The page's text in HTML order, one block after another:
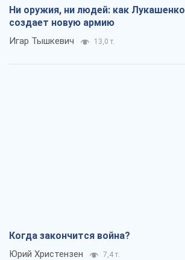
Ни оружия, ни людей: как Лукашенко
создает новую армию
Игар Тышкевич 13,0 т.
Когда закончится война?
Юрий Христензен 7,4 т.